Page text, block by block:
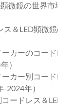
顕微鏡の世界
ス＆LED顕微
ーカーのコー
）
ーカー別コー
2024年）
コードレス＆